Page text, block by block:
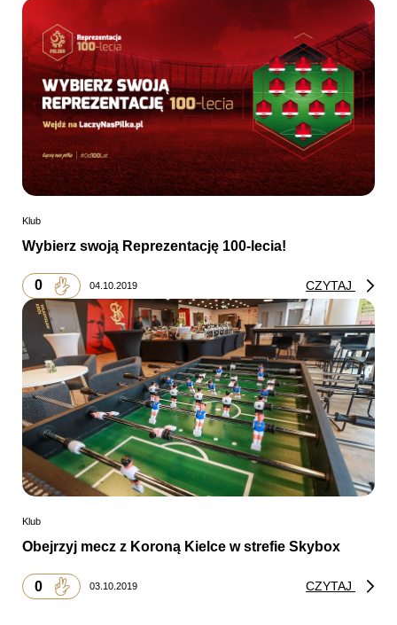
Klub
Wybierz swoją Reprezentację 100-lecia!
0 04.10.2019 CZYTAJ
Klub
Obejrzyj mecz z Koroną Kielce w strefie Skybox
0 03.10.2019 CZYTAJ